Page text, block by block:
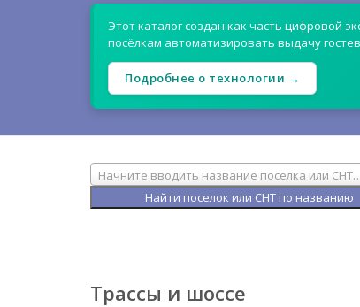
Этот каталог создан как часть цифровой
посёлкам автоматизировать выдачу
Подробнее о технологии →
Начните вводить название поселка или
Трассы и шоссе